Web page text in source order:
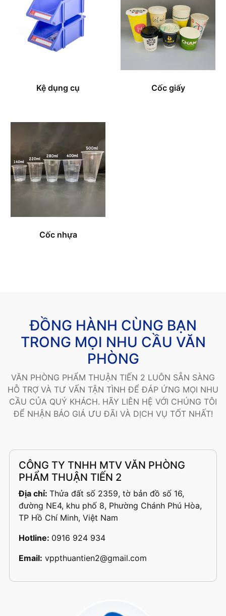
Kệ dụng cụ Cốc giấy
Cốc nhựa
ĐỒNG HÀNH CÙNG BẠN
TRONG MỌI NHU CẦU VĂN
PHÒNG
VĂN PHÒNG PHẨM THUẬN TIẾN 2 LUÔN SẴN SÀNG
HỖ TRỢ VÀ TƯ VẤN TẬN TÌNH ĐỂ ĐÁP ỨNG MỌI NHU
CẦU CỦA QUÝ KHÁCH. HÃY LIÊN HỆ VỚI CHÚNG TÔI
ĐỂ NHẬN BÁO GIÁ ƯU ĐÃI VÀ DỊCH VỤ TỐT NHẤT!
CÔNG TY TNHH MTV VĂN PHÒNG
PHẨM THUẬN TIẾN 2
Địa chỉ: Thửa đất số 2359, tờ bản đồ số 16,
đường NE4, khu phố 8, Phường Chánh Phú Hòa,
TP Hồ Chí Minh, Việt Nam
Hotline: 0916 924 934
Email: vppthuantien2@gmail.com